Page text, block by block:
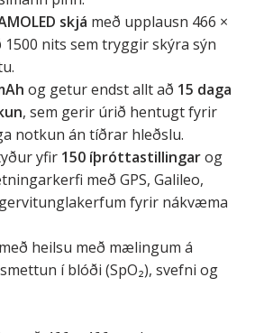
skjá með upplausn 466 ×
nits sem tryggir skýra sýn
og getur endst allt að 15 daga
, sem gerir úrið hentugt fyrir
notkun án tíðrar hleðslu.
yfir 150 íþróttastillingarog
með GPS, Galileo,
gervitunglakerfum fyrir nákvæma
heilsu með mælingum á
í blóði (SpO₂), svefni og